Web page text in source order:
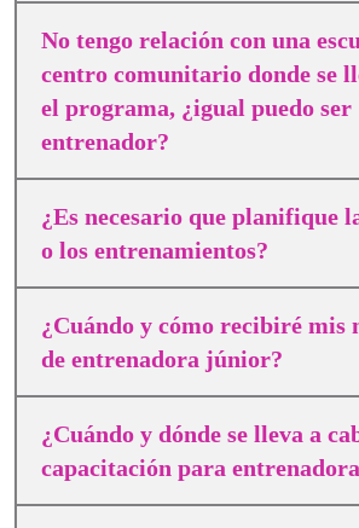
No tengo relación con una
centro comunitario donde se
el programa, ¿igual puedo ser
entrenador?
¿Es necesario que planifique
o los entrenamientos?
¿Cuándo y cómo recibiré mis
de entrenadora júnior?
¿Cuándo y dónde se lleva a
capacitación para